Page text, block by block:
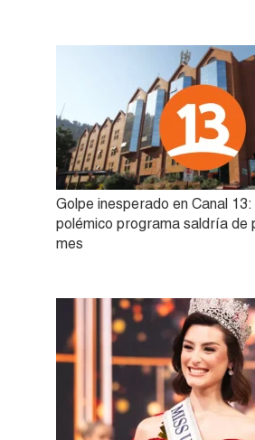
Golpe inesperado en Canal
polémico programa saldría de
mes